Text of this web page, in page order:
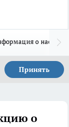
о нас
Принять
о